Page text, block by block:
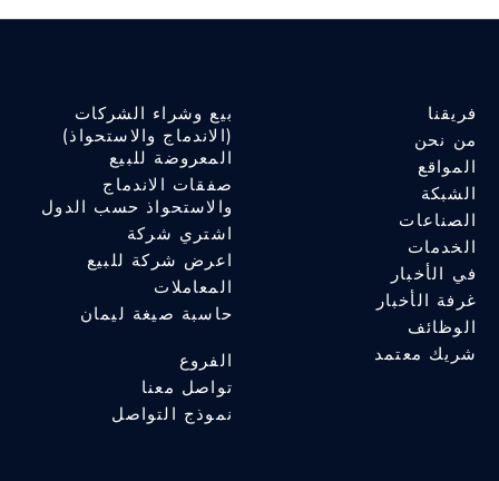
فريقنا
من نحن
المواقع
الشبكة
الصناعات
الخدمات
في الأخبار
غرفة الأخبار
الوظائف
شريك معتمد
بيع وشراء الشركات
(الاندماج والاستحواذ)
المعروضة للبيع
صفقات الاندماج
والاستحواذ حسب الدول
اشتري شركة
اعرض شركة للبيع
المعاملات
حاسبة صيغة ليمان
الفروع
تواصل معنا
نموذج التواصل